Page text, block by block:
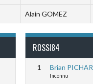
Alain GOMEZ
ROSSI84
1 Brian
Inconnu